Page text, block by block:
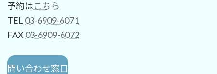
予約はこちら
TEL 03-6909-6071
FAX 03-6909-6072
問い合わせ窓口